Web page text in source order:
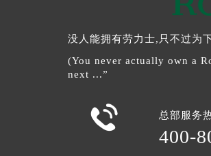
没人能拥有劳力士,只不过为
(You never actually own a
next ...”
 总部服务
400-